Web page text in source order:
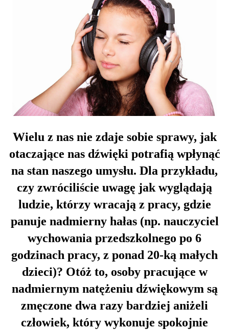
Wielu z nas nie zdaje sobie sprawy, jak
otaczające nas dźwięki potrafią wpłynąć
na stan naszego umysłu. Dla przykładu,
czy zwróciliście uwagę jak wyglądają
ludzie, którzy wracają z pracy, gdzie
panuje nadmierny hałas (np. nauczyciel
wychowania przedszkolnego po 6
godzinach pracy, z ponad 20-ką małych
dzieci)? Otóż to, osoby pracujące w
nadmiernym natężeniu dźwiękowym są
zmęczone dwa razy bardziej aniżeli
człowiek, który wykonuje spokojnie